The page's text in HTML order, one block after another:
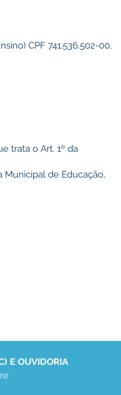
CPF 741.536.502-00,
trata o Art. 1º da
Municipal de Educação,
E OUVIDORIA